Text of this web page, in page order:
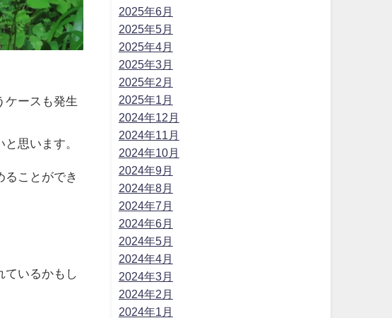
ケースも発生
思います。
ることができ
ているかもし
2025年6月
2025年5月
2025年4月
2025年3月
2025年2月
2025年1月
2024年12月
2024年11月
2024年10月
2024年9月
2024年8月
2024年7月
2024年6月
2024年5月
2024年4月
2024年3月
2024年2月
2024年1月